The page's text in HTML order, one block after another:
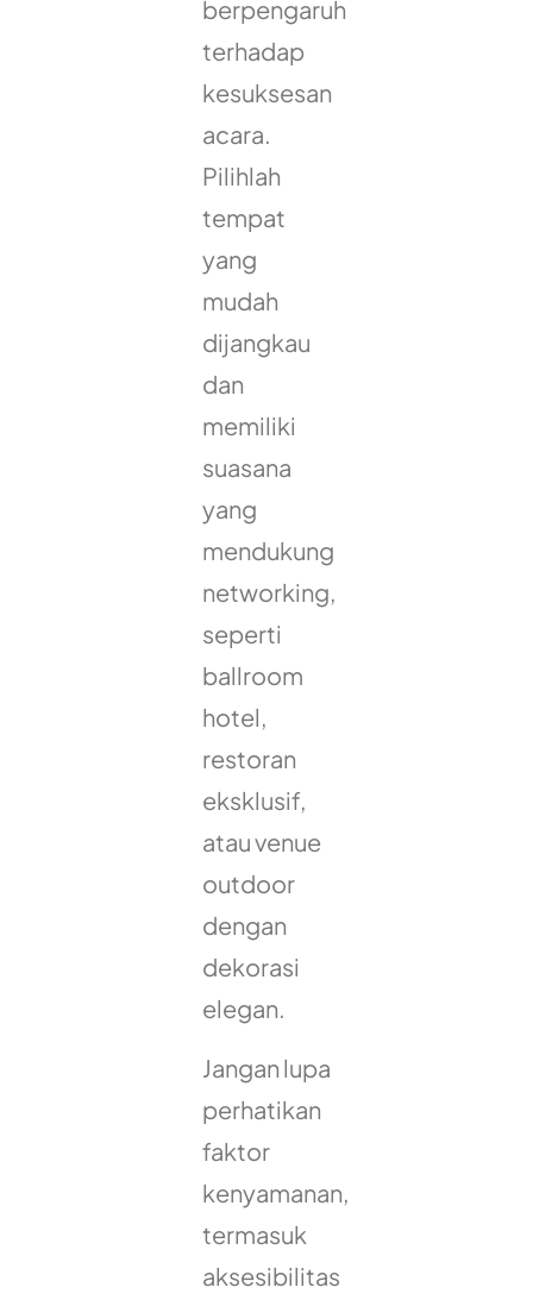
berpengaruh
terhadap
kesuksesan
acara.
Pilihlah
tempat
yang
mudah
dijangkau
dan
memiliki
suasana
yang
mendukung
networking,
seperti
ballroom
hotel,
restoran
eksklusif,
atau venue
outdoor
dengan
dekorasi
elegan.
Jangan lupa
perhatikan
faktor
kenyamanan,
termasuk
aksesibilitas